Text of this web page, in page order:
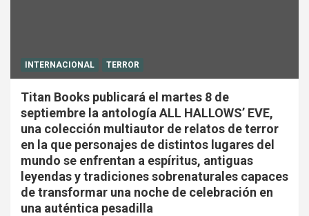
INTERNACIONAL TERROR
Titan Books publicará el martes 8 de
septiembre la antología ALL HALLOWS’ EVE,
una colección multiautor de relatos de terror
en la que personajes de distintos lugares del
mundo se enfrentan a espíritus, antiguas
leyendas y tradiciones sobrenaturales capaces
de transformar una noche de celebración en
una auténtica pesadilla